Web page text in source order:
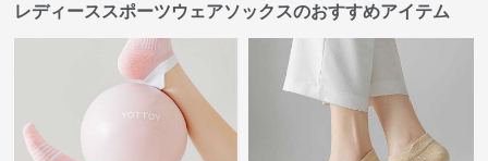
レディーススポーツウェアソックスのおすすめアイテム